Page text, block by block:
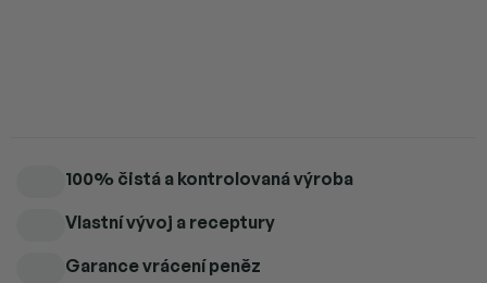
100% čistá a kontrolovaná výroba
Vlastní vývoj a receptury
Garance vrácení peněz